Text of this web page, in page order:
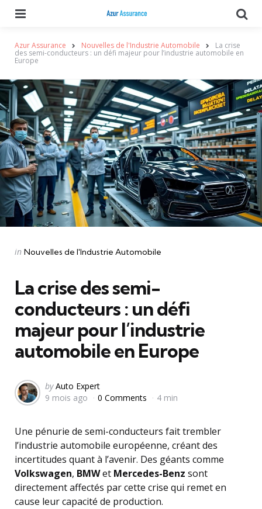
Azur Assurance Nouvelles de l'Industrie Automobile La crise
des semi-conducteurs : un défi majeur pour l’industrie automobile en
Europe
Categories
Posted
in Nouvelles de l'Industrie Automobile
La crise des semi-
conducteurs : un défi
majeur pour l’industrie
automobile en Europe
Posted
by
by Auto Expert
9 mois ago
0 Comments 4 min
Une pénurie de semi-conducteurs fait trembler
l’industrie automobile européenne, créant des
incertitudes quant à l’avenir. Des géants comme
Volkswagen, BMWet Mercedes-Benz sont
directement affectés par cette crise qui remet en
cause leur capacité de production.